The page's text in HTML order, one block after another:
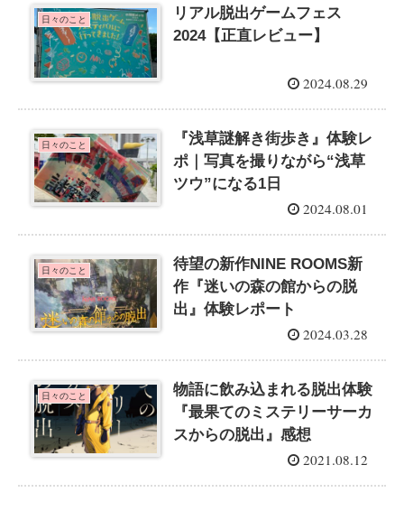
日々のこと
リアル脱出ゲームフェス
2024【正直レビュー】
2024.08.29
日々のこと
『浅草謎解き街歩き』体験レ
ポ｜写真を撮りながら“浅草
ツウ”になる1日
2024.08.01
日々のこと
待望の新作NINE ROOMS新
作『迷いの森の館からの脱
出』体験レポート
2024.03.28
日々のこと
物語に飲み込まれる脱出体験
『最果てのミステリーサーカ
スからの脱出』感想
2021.08.12